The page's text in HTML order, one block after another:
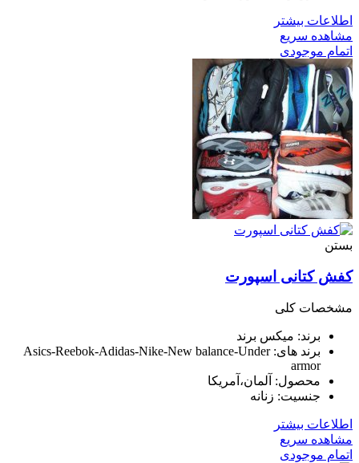
اطلاعات بیشتر
مشاهده سریع
اتمام موجودی
بستن
کفش کتانی اسپورت
مشخصات کلی
برند: میکس برند
برند های: ⁣Asics-Reebok-Adidas-Nike-New balance-Under
armor
محصول: آلمان،آمریکا
جنسیت: زنانه
اطلاعات بیشتر
مشاهده سریع
اتمام موجودی